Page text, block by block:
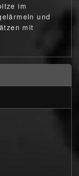
im
und
mit